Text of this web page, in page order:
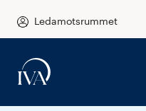
Ledamotsrummet